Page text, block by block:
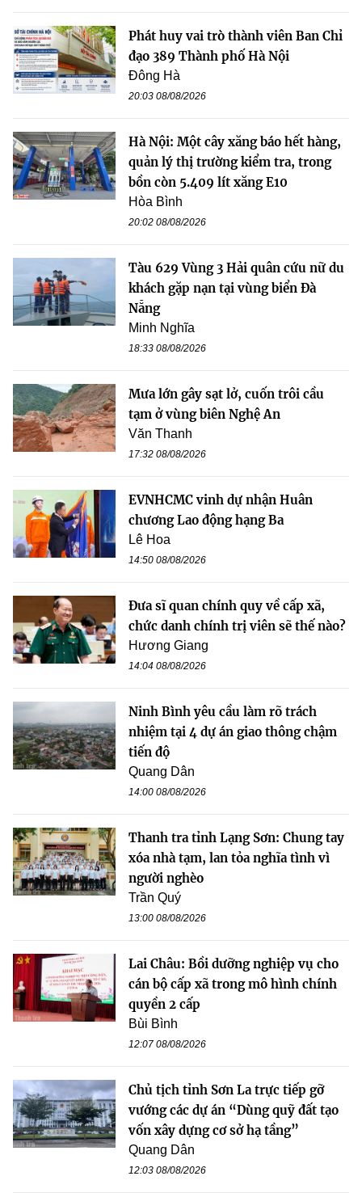
Phát huy vai trò thành viên Ban Chỉ
đạo 389 Thành phố Hà Nội
Đông Hà
20:03 08/08/2026
Hà Nội: Một cây xăng báo hết hàng,
quản lý thị trường kiểm tra, trong
bồn còn 5.409 lít xăng E10
Hòa Bình
20:02 08/08/2026
Tàu 629 Vùng 3 Hải quân cứu nữ du
khách gặp nạn tại vùng biển Đà
Nẵng
Minh Nghĩa
18:33 08/08/2026
Mưa lớn gây sạt lở, cuốn trôi cầu
tạm ở vùng biên Nghệ An
Văn Thanh
17:32 08/08/2026
EVNHCMC vinh dự nhận Huân
chương Lao động hạng Ba
Lê Hoa
14:50 08/08/2026
Đưa sĩ quan chính quy về cấp xã,
chức danh chính trị viên sẽ thế nào?
Hương Giang
14:04 08/08/2026
Ninh Bình yêu cầu làm rõ trách
nhiệm tại 4 dự án giao thông chậm
tiến độ
Quang Dân
14:00 08/08/2026
Thanh tra tỉnh Lạng Sơn: Chung tay
xóa nhà tạm, lan tỏa nghĩa tình vì
người nghèo
Trần Quý
13:00 08/08/2026
Lai Châu: Bồi dưỡng nghiệp vụ cho
cán bộ cấp xã trong mô hình chính
quyền 2 cấp
Bùi Bình
12:07 08/08/2026
Chủ tịch tỉnh Sơn La trực tiếp gỡ
vướng các dự án “Dùng quỹ đất tạo
vốn xây dựng cơ sở hạ tầng”
Quang Dân
12:03 08/08/2026